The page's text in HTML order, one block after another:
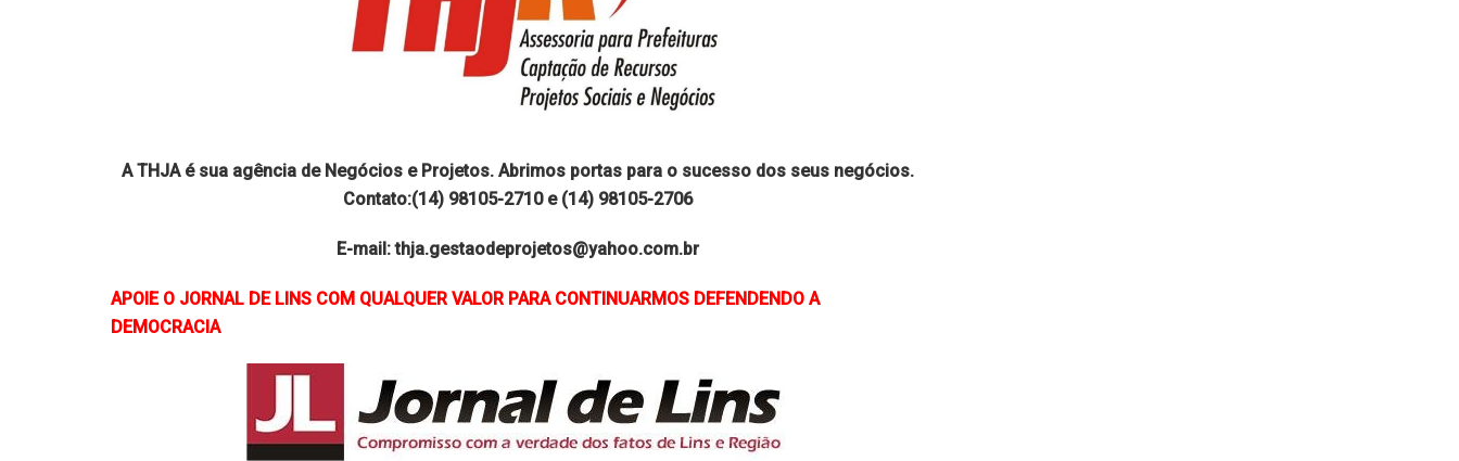
A THJA é sua agência de Negócios e Projetos. Abrimos portas para o sucesso dos seus negócios.
Contato:(14) 98105-2710 e (14) 98105-2706
E-mail: thja.gestaodeprojetos@yahoo.com.br
APOIE O JORNAL DE LINS COM QUALQUER VALOR PARA CONTINUARMOS DEFENDENDO A
DEMOCRACIA